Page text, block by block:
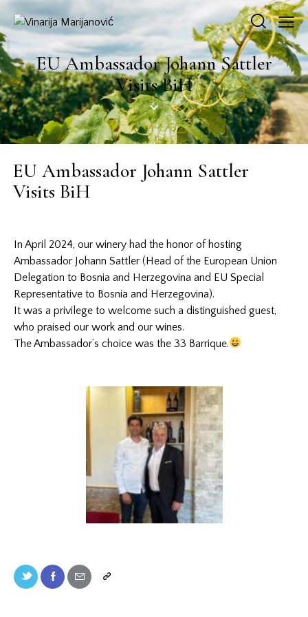
EU Ambassador Johann Sattler
Visits BiH
EU Ambassador Johann Sattler
Visits BiH
In April 2024, our winery had the honor of hosting
Ambassador Johann Sattler (Head of the European Union
Delegation to Bosnia and Herzegovina and EU Special
Representative to Bosnia and Herzegovina).
It was a privilege to welcome such a distinguished guest,
who praised our work and our wines.
The Ambassador’s choice was the 33 Barrique.